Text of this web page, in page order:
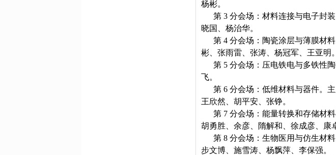
杨彬。
第 3 分会场：材料连接与电子封
晓国、杨治华。
第 4 分会场：陶瓷涂层与薄膜材
彬、张雨雷、张涛、杨冠军、王亚明。
第 5 分会场：压电铁电与多铁性
飞。
第 6 分会场：低维材料与器件。
王欣然、胡平安、张铮。
第 7 分会场：能量转换和存储材
胡勇胜、余彦、隋解和、徐成彦、康
第 8 分会场：生物医用与仿生材
步文博、施雪涛、杨飘萍、李保强。